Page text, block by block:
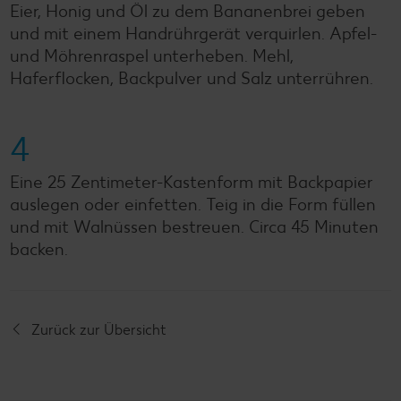
Eier, Honig und Öl zu dem Bananenbrei geben
und mit einem Handrührgerät verquirlen. Apfel-
und Möhrenraspel unterheben. Mehl,
Haferflocken, Backpulver und Salz unterrühren.
4
Eine 25 Zentimeter-Kastenform mit Backpapier
auslegen oder einfetten. Teig in die Form füllen
und mit Walnüssen bestreuen. Circa 45 Minuten
backen.
Zurück zur Übersicht